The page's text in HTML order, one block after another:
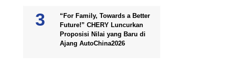
“For Family, Towards a Better
Future!” CHERY Luncurkan
Proposisi Nilai yang Baru di
Ajang AutoChina2026